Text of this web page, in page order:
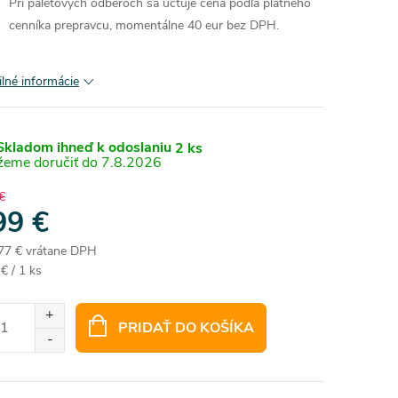
cenníka prepravcu, momentálne 40 eur bez DPH.
informácie
ihneď k odoslaniu 2 ks
7.8.2026
€
€ vrátane DPH
/ 1 ks
PRIDAŤ DO KOŠÍKA